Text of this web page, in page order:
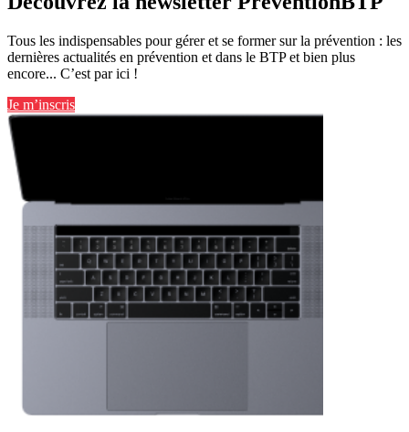
Tous les indispensables pour gérer et se former sur la prévention : les
dernières actualités en prévention et dans le BTP et bien plus
encore... C’est par ici !
Je m’inscris